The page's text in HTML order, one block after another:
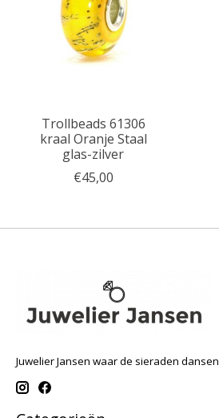
Trollbeads 61306
kraal Oranje Staal
glas-zilver
€45,00
Juwelier Jansen waar de sieraden dansen